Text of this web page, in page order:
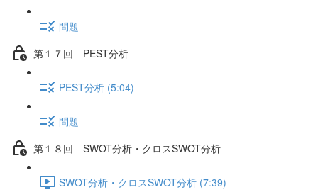
問題
第１７回 PEST分析
PEST分析 (5:04)
問題
第１８回 SWOT分析・クロスSWOT分析
SWOT分析・クロスSWOT分析 (7:39)